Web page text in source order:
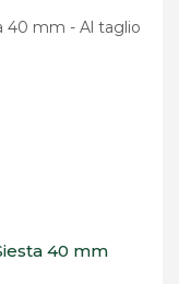
40 mm